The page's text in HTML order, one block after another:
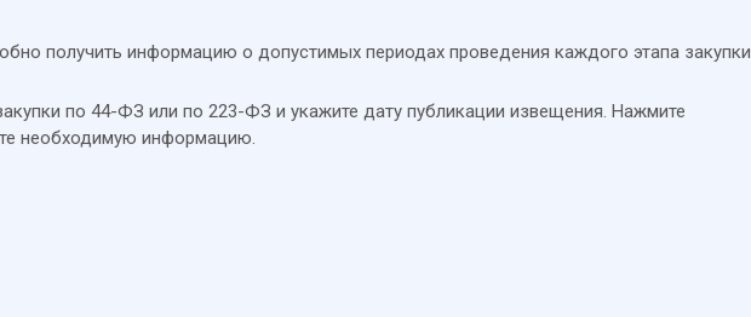
получить информацию о допустимых периодах проведения каждого этапа закупки
по 44-ФЗ или по 223-ФЗ и укажите дату публикации извещения. Нажмите
необходимую информацию.